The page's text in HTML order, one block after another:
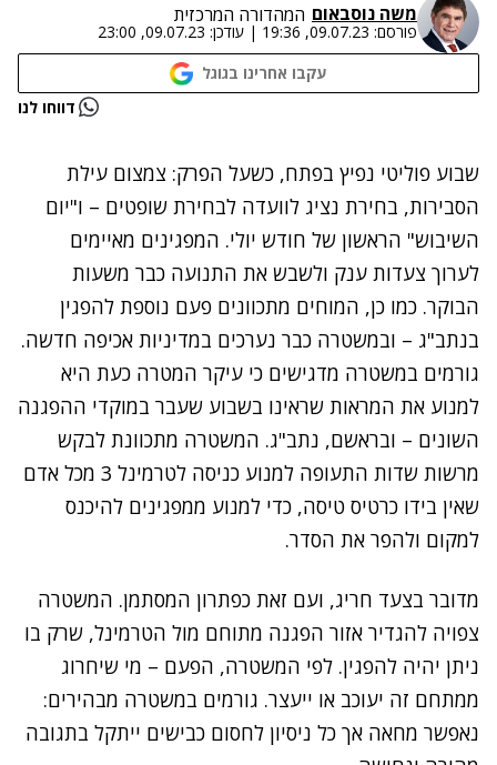
משה נוסבאום המהדורה המרכזית
פורסם: 09.07.23, 19:36
| עודכן: 09.07.23, 23:00
עקבו אחרינו בגוגל
נתקלנו בבעיה דווחו לנו
שבוע פוליטי נפיץ בפתח, כשעל הפרק: צמצום עילת
הסבירות, בחירת נציג לוועדה לבחירת שופטים – ו"יום
השיבוש" הראשון של חודש יולי. המפגינים מאיימים
לערוך צעדות ענק ולשבש את התנועה כבר משעות
הבוקר. כמו כן, המוחים מתכוונים פעם נוספת להפגין
בנתב"ג – ובמשטרה כבר נערכים במדיניות אכיפה חדשה.
גורמים במשטרה מדגישים כי עיקר המטרה כעת היא
למנוע את המראות שראינו בשבוע שעבר במוקדי ההפגנה
השונים – ובראשם, נתב"ג. המשטרה מתכוונת לבקש
מרשות שדות התעופה למנוע כניסה לטרמינל 3 מכל אדם
שאין בידו כרטיס טיסה, כדי למנוע ממפגינים להיכנס
למקום ולהפר את הסדר.
נסה שוב
מדובר בצעד חריג, ועם זאת כפתרון המסתמן. המשטרה
צפויה להגדיר אזור הפגנה מתוחם מול הטרמינל, שרק בו
ניתן יהיה להפגין. לפי המשטרה, הפעם – מי שיחרוג
ממתחם זה יעוכב או ייעצר. גורמים במשטרה מבהירים:
נאפשר מחאה אך כל ניסיון לחסום כבישים ייתקל בתגובה